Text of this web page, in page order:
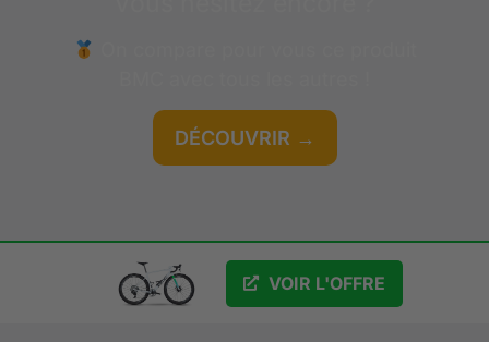
DÉCOUVRIR →
GRATUIT VOIR L'OFFRE